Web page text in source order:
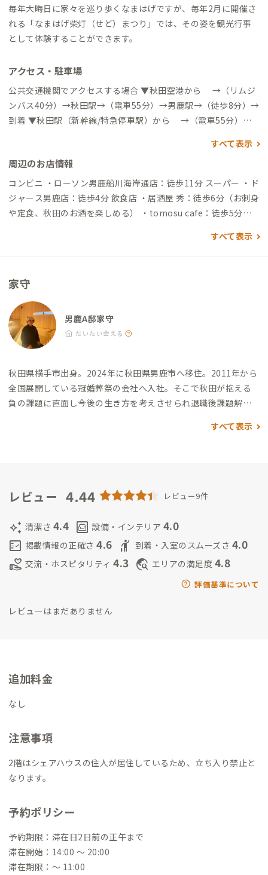
毎年大晦日に家々を巡り歩くなまはげですが、毎年2月に開催さ
れる「なまはげ柴灯（せど）まつり」では、その姿を観光行事
として体験することができます。
アクセス・駐車場
公共交通機関でアクセスする場合 ▼秋田空港から →（リムジ
ンバス40分）→秋田駅→（電車55分）→男鹿駅→（徒歩8分）→
到着 ▼秋田駅（新幹線/特急停車駅）から →（電車55分）→
空港から →（高速道35分）→昭和男鹿半島IC→（一般道25
分）→到着 ▼秋田駅（新幹線/特急停車駅）から →（一般道5
7分）→到着
すべて表示
周辺のお店情報
コンビニ ・ローソン男鹿船川海岸通店：徒歩11分 スーパー ・ド
ジャース男鹿店：徒歩4分 飲食店 ・居酒屋 秀：徒歩6分（お刺身
や定食、秋田のお酒を楽しめる） ・tomosu cafe：徒歩5分
が絶品、曜日によりモーニングも） ・ファミリーレストラン
るのからあげ定食や煮込みハンバーグ定食が定番で絶品、昼は
定食/夜は予約制の居酒屋） ・おがや：徒歩8分（男鹿塩ラーメ
ンは一度は食べてほしいこだわりの詰まったラーメン） 道の駅
・なまはげの里オガーレ：徒歩5分
すべて表示
家守
男鹿A邸家守
だいたい会える
秋田県横手市出身。2024年に秋田県男鹿市へ移住。 2011年から
全国展開している冠婚葬祭の会社へ入社。 そこで秋田が抱える
負の課題に直面し今後の生き方を考えさせられ退職後課題解決
その後、サウナが健康に
は、男鹿A宅と同じ船川地区にある、森長旅館で宿守をしながら
ーをサウナーには最高の施設の一つとして認知されることを目
指して日々改良を行なっています。
ナの魅力だけでなく、ローカルな街の楽しみ方や大地にも恵ま
れた見どころ沢山の男鹿の素晴らしさを多くの人に知っていた
自分自身も楽しんでいきたいなと考えています。
すべて表示
レビュー 4.44 レビュー9件
auto_awesome 清潔さ 4.4 living 設備・インテリア 4.0
fact_check 掲載情報の正確さ 4.6 hail 到着・入室のスムーズさ 4.0
volunteer_activism 交流・ホスピタリティ 4.3 travel_explore エリアの満足度 4.8
評価基準について
レビューはまだありません
追加料金
なし
注意事項
2階はシェアハウスの住人が居住しているため、立ち入り禁止と
なります。
予約ポリシー
予約期限：滞在日2日前の正午まで
滞在開始：14:00 〜 20:00
滞在期限：〜 11:00